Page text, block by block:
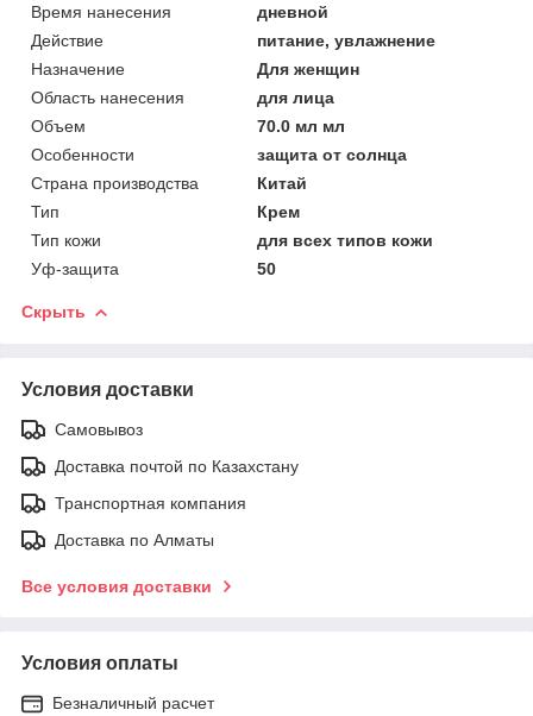
Время нанесения
дневной
Действие
питание, увлажнение
Назначение
Для женщин
Область нанесения
для лица
Объем
70.0 мл мл
Особенности
защита от солнца
Страна производства
Китай
Тип
Крем
Тип кожи
для всех типов кожи
Уф-защита
50
Скрыть
Условия доставки
Самовывоз
Доставка почтой по Казахстану
Транспортная компания
Доставка по Алматы
Все условия доставки
Условия оплаты
Безналичный расчет